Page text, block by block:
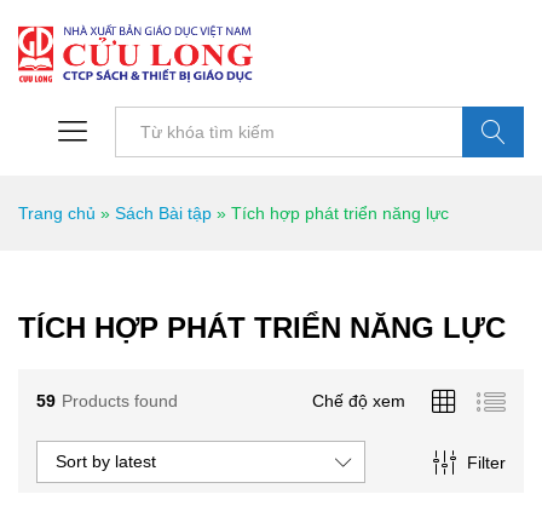
Trang chủ » Sách Bài tập » Tích hợp phát triển năng lực
TÍCH HỢP PHÁT TRIỂN NĂNG LỰC
59 Products found Chế độ xem
Filter
Sort by latest